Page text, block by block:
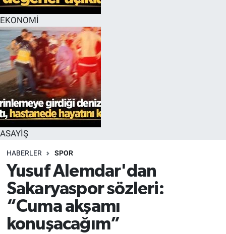
EKONOMİ
ASAYİŞ
HABERLER SPOR
Yusuf Alemdar'dan
Sakaryaspor sözleri:
“Cuma akşamı
konuşacağım”